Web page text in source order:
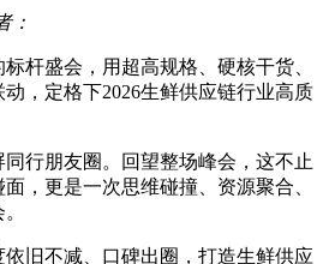
：
杆盛会，用超高规格、硬核干货、
，定格下2026生鲜供应链行业高质
行朋友圈。回望整场峰会，这不止
，更是一次思维碰撞、资源聚合、
旧不减、口碑出圈，打造生鲜供应